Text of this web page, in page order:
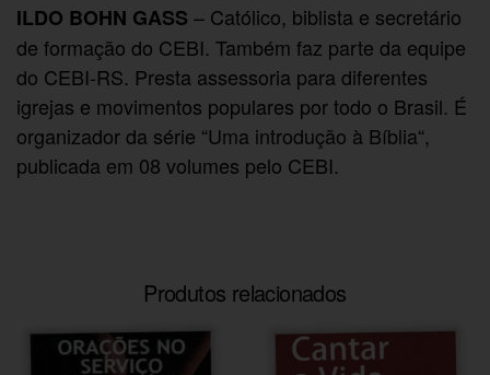
ILDO BOHN GASS – Católico, biblista e secretário
de formação do CEBI. Também faz parte da equipe
do CEBI-RS. Presta assessoria para diferentes
igrejas e movimentos populares por todo o Brasil. É
organizador da série “Uma introdução à Bíblia“,
publicada em 08 volumes pelo CEBI.
Produtos relacionados